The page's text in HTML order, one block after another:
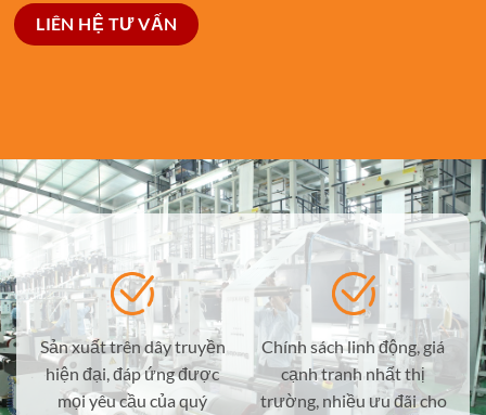
LIÊN HỆ TƯ VẤN
Sản xuất trên dây truyền
hiện đại, đáp ứng được
mọi yêu cầu của quý
Chính sách linh động, giá
cạnh tranh nhất thị
trường, nhiều ưu đãi cho